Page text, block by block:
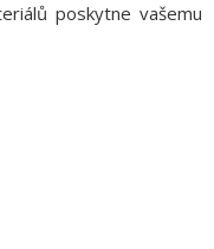
poskytne vašemu